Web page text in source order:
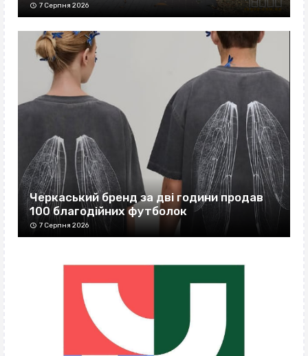
7 Серпня 2026
Черкаський бренд за дві години продав
100 благодійних футболок
7 Серпня 2026